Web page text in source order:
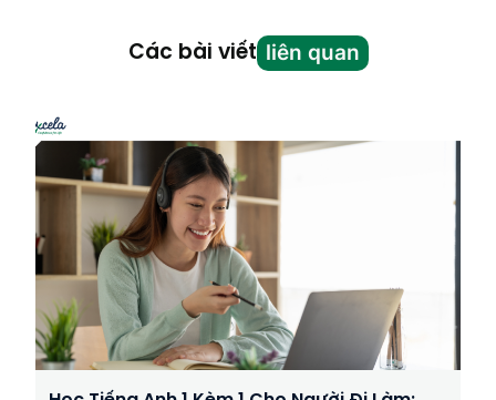
Các bài viết liên quan